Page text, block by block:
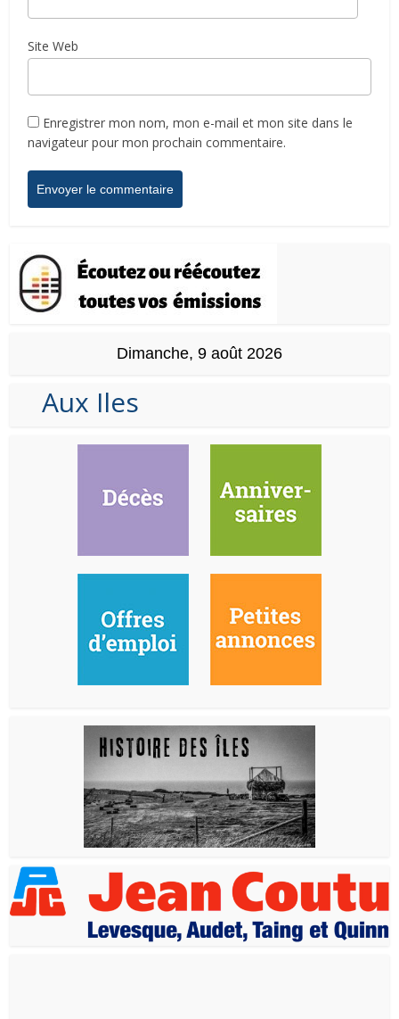
Site Web
Enregistrer mon nom, mon e-mail et mon site dans le
navigateur pour mon prochain commentaire.
Dimanche, 9 août 2026
Aux Iles